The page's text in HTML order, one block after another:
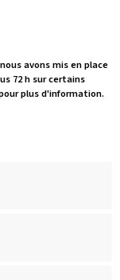
avons mis en place
72 h sur certains
plus d'information.